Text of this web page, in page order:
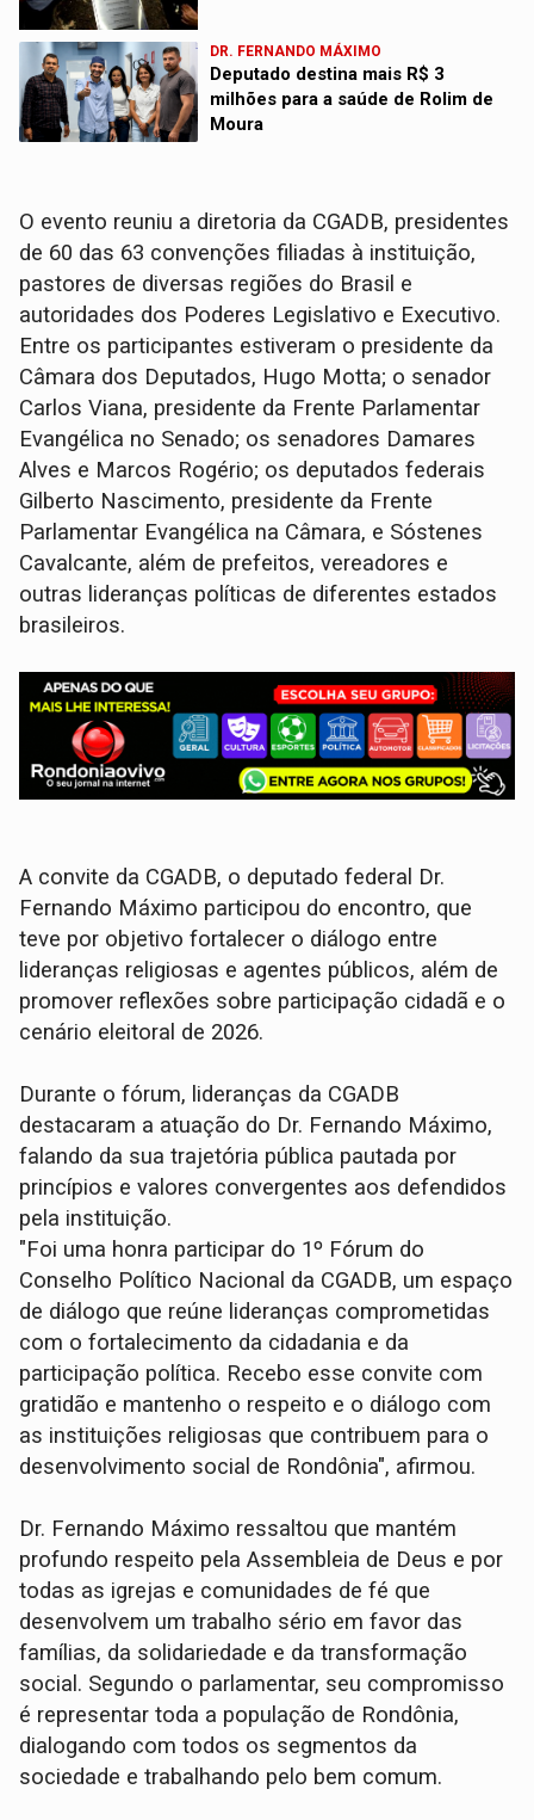
DR. FERNANDO MÁXIMO
Deputado destina mais R$ 3
milhões para a saúde de Rolim de
Moura
O evento reuniu a diretoria da CGADB, presidentes
de 60 das 63 convenções filiadas à instituição,
pastores de diversas regiões do Brasil e
autoridades dos Poderes Legislativo e Executivo.
Entre os participantes estiveram o presidente da
Câmara dos Deputados, Hugo Motta; o senador
Carlos Viana, presidente da Frente Parlamentar
Evangélica no Senado; os senadores Damares
Alves e Marcos Rogério; os deputados federais
Gilberto Nascimento, presidente da Frente
Parlamentar Evangélica na Câmara, e Sóstenes
Cavalcante, além de prefeitos, vereadores e
outras lideranças políticas de diferentes estados
brasileiros.
A convite da CGADB, o deputado federal Dr.
Fernando Máximo participou do encontro, que
teve por objetivo fortalecer o diálogo entre
lideranças religiosas e agentes públicos, além de
promover reflexões sobre participação cidadã e o
cenário eleitoral de 2026.
Durante o fórum, lideranças da CGADB
destacaram a atuação do Dr. Fernando Máximo,
falando da sua trajetória pública pautada por
princípios e valores convergentes aos defendidos
pela instituição.
"Foi uma honra participar do 1º Fórum do
Conselho Político Nacional da CGADB, um espaço
de diálogo que reúne lideranças comprometidas
com o fortalecimento da cidadania e da
participação política. Recebo esse convite com
gratidão e mantenho o respeito e o diálogo com
as instituições religiosas que contribuem para o
desenvolvimento social de Rondônia", afirmou.
Dr. Fernando Máximo ressaltou que mantém
profundo respeito pela Assembleia de Deus e por
todas as igrejas e comunidades de fé que
desenvolvem um trabalho sério em favor das
famílias, da solidariedade e da transformação
social. Segundo o parlamentar, seu compromisso
é representar toda a população de Rondônia,
dialogando com todos os segmentos da
sociedade e trabalhando pelo bem comum.